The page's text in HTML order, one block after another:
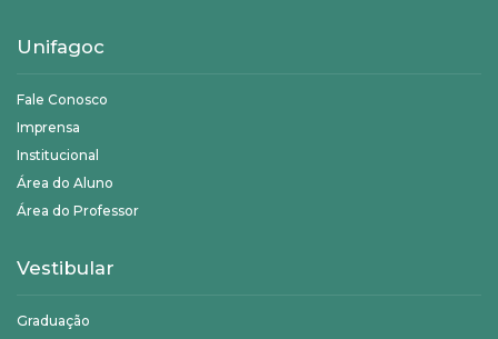
Unifagoc
Fale Conosco
Imprensa
Institucional
Área do Aluno
Área do Professor
Vestibular
Graduação